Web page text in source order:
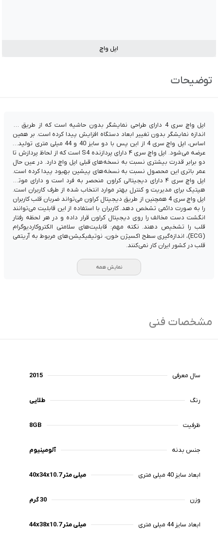
اپل واچ
توضیحات
اپل واچ سری 4 دارای طراحی نمایشگر بدون حاشیه است که از طریق آن
اندازه نمایشگر بدون تغییر ابعاد دستگاه افزایش پیدا کرده است. بر همین
اساس، اپل واچ سری 4 از این پس با دو سایز 40 و 44 میلی متری تولید و
عرضه می‌شود. اپل واچ سری ۴ دارای پردازنده S4 است که از لحاظ پردازش تا
دو برابر قدرت بیشتری نسبت به نسخه‌های قبلی اپل واچ دارد. در عین حال
عمر باتری این محصول نسبت به نسخه‌های پیشین بهبود پیدا کرده است.
اپل واچ سری ۴ دارای دیجیتالی کراون منحصر به فرد است و دارای موتور
هپتیک برای مدیریت و کنترل بهتر موارد انتخاب شده از طرف کاربران است.
اپل واچ سری 4 همچنین از طریق دیجیتال کراون می‌تواند ضربان قلب کاربران
را به صورت دائمی تشخص دهد. کاربران با استفاده از این قابلیت می‌توانند
انگشت دست مخالف را روی دیجیتال کراون قرار داده و در هر لحظه رفتار
قلب را تشخیص دهند. نکته مهم: قابلیت‌های سلامتی الکتروکاردیوگرام
(ECG)، اندازه‌گیری سطح اکسیژن خون، نوتیفیکیشن‌های مربوط به آریتمی
قلب در کشور ایران کار نمی‌کنند.
نمایش همه
مشخصات فنی
سال معرفی 2015
رنگ‌ طلایی
ظرفیت 8GB
جنس بدنه آلومینیوم
ابعاد سایز 40 میلی متری 40x34x10.7 میلی متر
وزن 30 گرم
ابعاد سایز 44 میلی متری 44x38x10.7 میلی متر